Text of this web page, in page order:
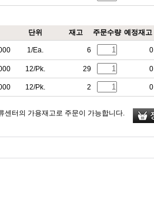
단위 재고 주문수량 예정재고
1/Ea. 6 0
12/Pk. 29 0
12/Pk. 2 0
센터의 가용재고로 주문이 가능합니다.